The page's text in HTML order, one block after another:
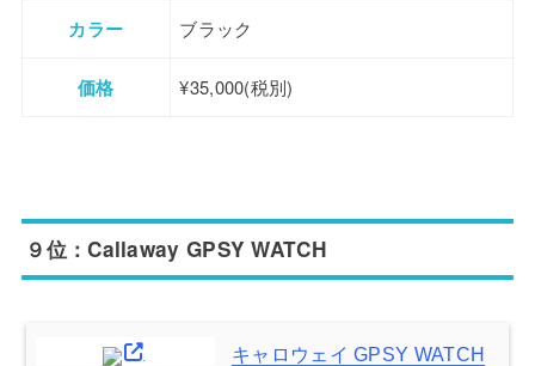
カラー ブラック
価格 ¥35,000(税別)
９位：Callaway GPSY WATCH
キャロウェイ GPSY WATCH